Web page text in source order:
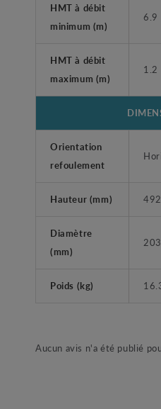
HMT à débit
minimum (m)
6.9
HMT à débit
maximum (m)
1.2
Orientation
refoulement
Hauteur (mm) 492
Diamètre
(mm)
203
Poids (kg)
Aucun avis n'a été publié